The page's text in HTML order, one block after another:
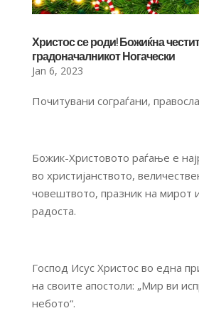
Христос се роди! Божиќна
градоначалникот Ногачески
Jan 6, 2023
Почитувани сограѓани,
Божик-Христовото раѓање е
во христијанството,
човештвото, празник на мирот
радоста.
Господ Исус Христос во една
на своите апостоли: „Мир ви
небото“.